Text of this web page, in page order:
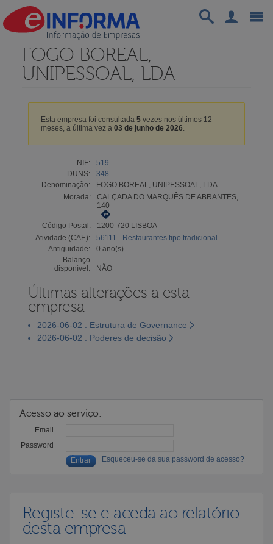
FOGO BOREAL,
UNIPESSOAL, LDA
Esta empresa foi consultada 5vezes nos últimos 12
meses, a última vez a 03 de junho de 2026.
NIF:
519...
DUNS:
348...
Denominação:
FOGO BOREAL, UNIPESSOAL, LDA
Morada:
CALÇADA DO MARQUÊS DE ABRANTES,
140
Código Postal:
1200-720 LISBOA
Atividade (CAE):
56111 - Restaurantes tipo tradicional
Antiguidade:
0 ano(s)
Balanço
disponível:
NÃO
Últimas alterações a esta
empresa
2026-06-02 : Estrutura de Governance
2026-06-02 : Poderes de decisão
Acesso ao serviço:
Email
Password
Esqueceu-se da sua password de acesso?
Registe-se e aceda ao relatório
desta empresa